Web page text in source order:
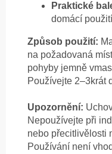
Praktické
domácí
Způsob použití:
na požadovaná
pohyby jemně
Používejte 2–3krát
Upozornění:
Nepoužívejte při
nebo přecitlivělosti
Používání není